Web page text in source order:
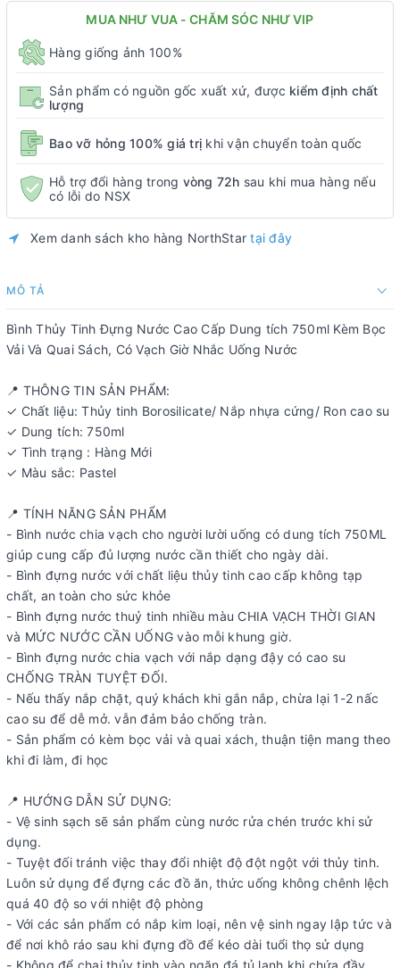
MUA NHƯ VUA - CHĂM SÓC NHƯ VIP
Hàng giống ảnh 100%
Sản phẩm có nguồn gốc xuất xứ, được kiểm định chất
lượng
Bao vỡ hỏng 100% giá trị khi vận chuyển toàn quốc
Hỗ trợ đổi hàng trong vòng 72h sau khi mua hàng nếu
có lỗi do NSX
Xem danh sách kho hàng NorthStartại đây
MÔ TẢ
Bình Thủy Tinh Đựng Nước Cao Cấp Dung tích 750ml Kèm Bọc
Vải Và Quai Sách, Có Vạch Giờ Nhắc Uống Nước
📍 THÔNG TIN SẢN PHẨM:
✓ Chất liệu: Thủy tinh Borosilicate/ Nắp nhựa cứng/ Ron cao su
✓ Dung tích: 750ml
✓ Tình trạng : Hàng Mới
✓ Màu sắc: Pastel
📍 TÍNH NĂNG SẢN PHẨM
- Bình nước chia vạch cho người lười uống có dung tích 750ML
giúp cung cấp đủ lượng nước cần thiết cho ngày dài.
- Bình đựng nước với chất liệu thủy tinh cao cấp không tạp
chất, an toàn cho sức khỏe
- Bình đựng nước thuỷ tinh nhiều màu CHIA VẠCH THỜI GIAN
và MỨC NƯỚC CẦN UỐNG vào mỗi khung giờ.
- Bình đựng nước chia vạch với nắp dạng đậy có cao su
CHỐNG TRÀN TUYỆT ĐỐI.
- Nếu thấy nắp chặt, quý khách khi gắn nắp, chừa lại 1-2 nấc
cao su để dễ mở. vẫn đảm bảo chống tràn.
- Sản phẩm có kèm bọc vải và quai xách, thuận tiện mang theo
khi đi làm, đi học
📍 HƯỚNG DẪN SỬ DỤNG:
- Vệ sinh sạch sẽ sản phẩm cùng nước rửa chén trước khi sử
dụng.
- Tuyệt đối tránh việc thay đổi nhiệt độ đột ngột với thủy tinh.
Luôn sử dụng để đựng các đồ ăn, thức uống không chênh lệch
quá 40 độ so với nhiệt độ phòng
- Với các sản phẩm có nắp kim loại, nên vệ sinh ngay lập tức và
để nơi khô ráo sau khi đựng đồ để kéo dài tuổi thọ sử dụng
- Không để chai thủy tinh vào ngăn đá tủ lạnh khi chứa đầy